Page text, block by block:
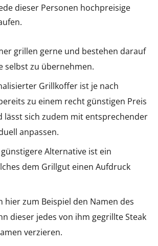
dieser Personen hochpreisige
grillen gerne und bestehen darauf
selbst zu übernehmen.
Grillkoffer ist je nach
zu einem recht günstigen Preis
lässt sich zudem mit entsprechender
anpassen.
Alternative ist ein
dem Grillgut einen Aufdruck
hier zum Beispiel den Namen des
dieser jedes von ihm gegrillte Steak
verzieren.